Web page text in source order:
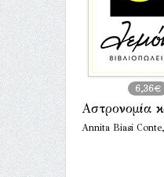
6,36€
Αστρονομία
Annita Biasi